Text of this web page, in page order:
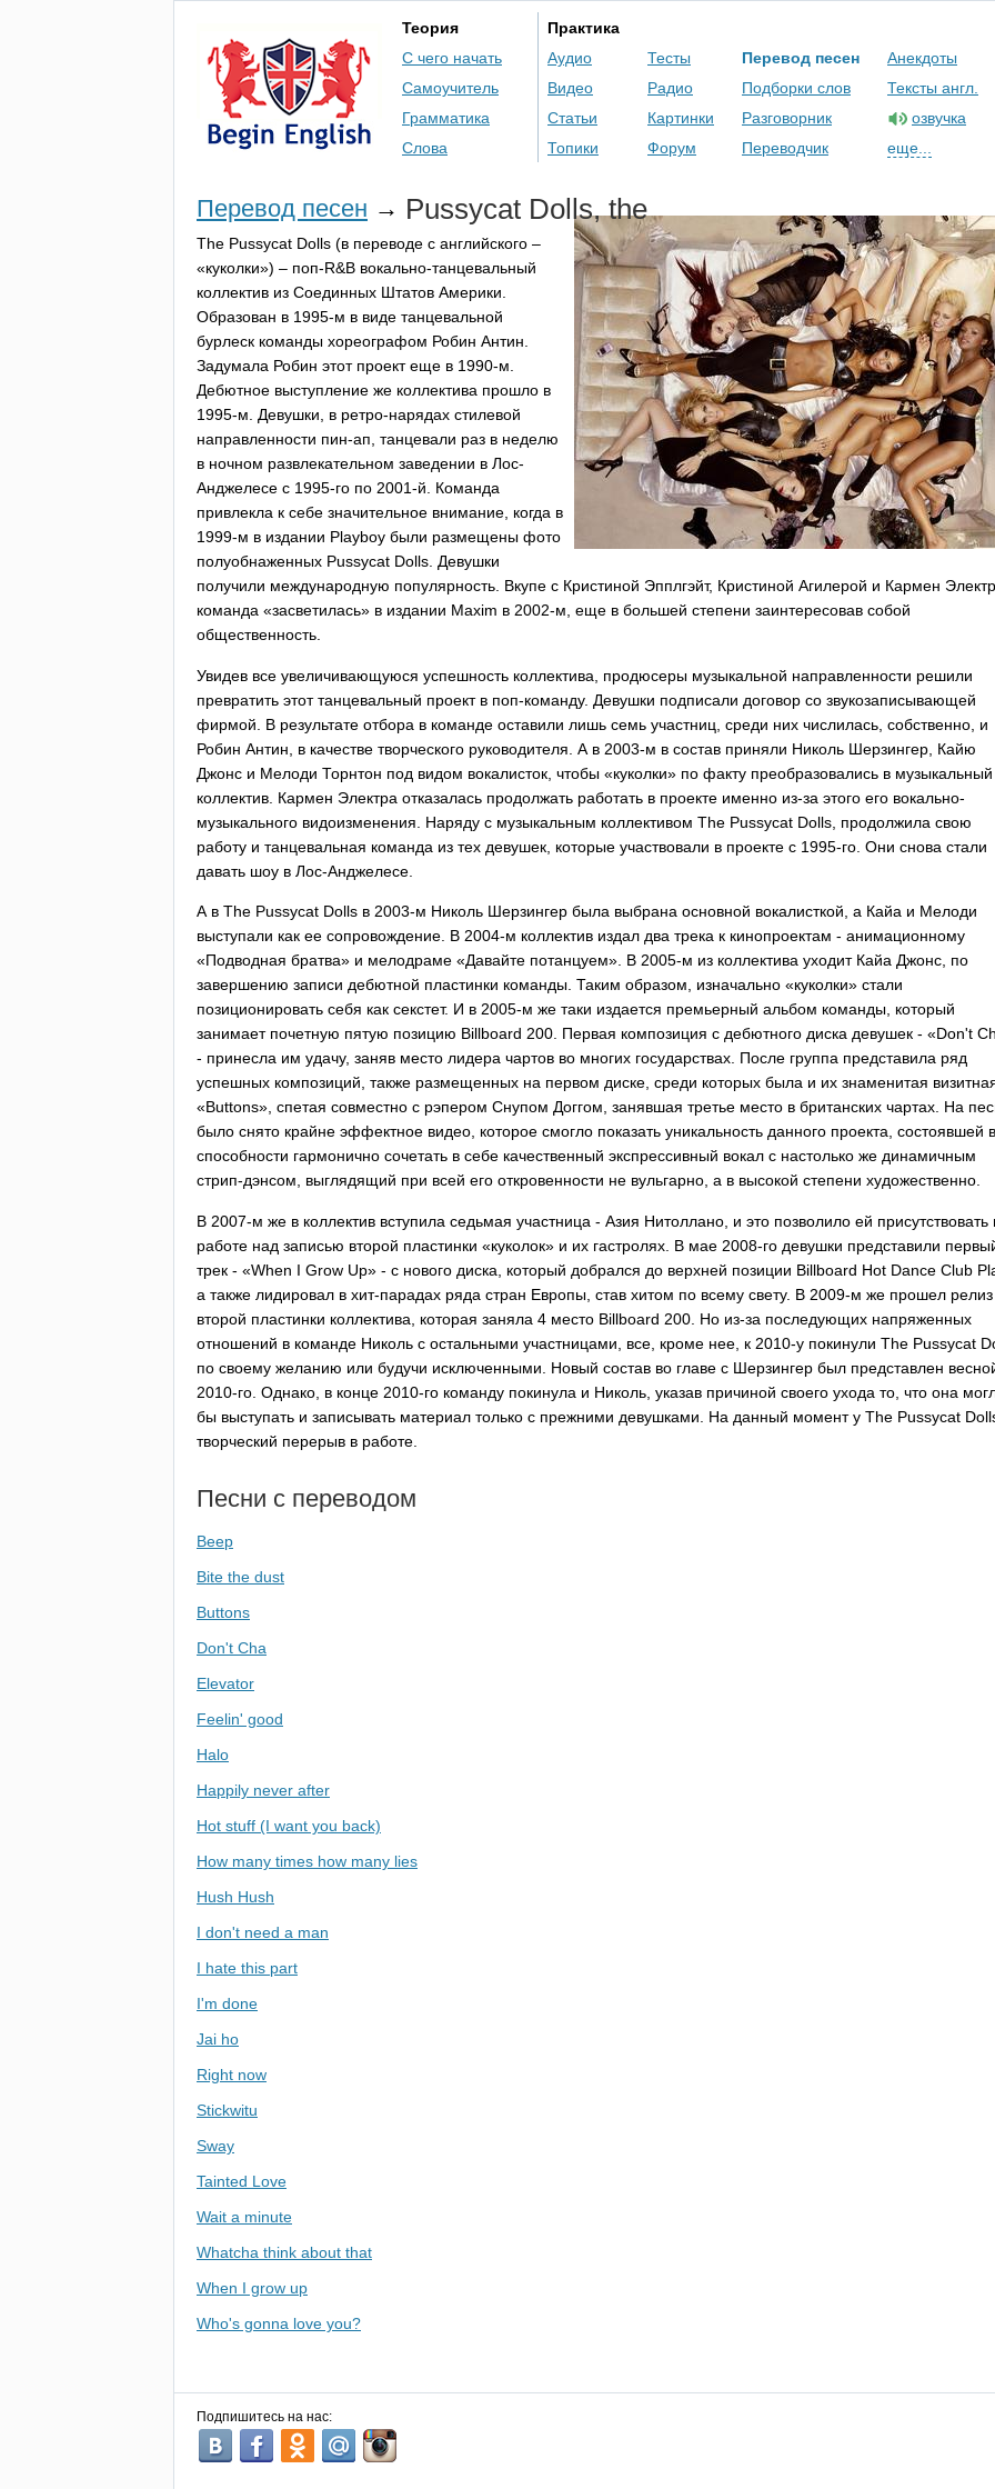
Теория
С чего начать
Самоучитель
Грамматика
Слова
Практика
Аудио
Видео
Статьи
Топики
Тесты
Радио
Картинки
Форум
Перевод песен
Подборки слов
Разговорник
Переводчик
Анекдоты
Тексты англ.
озвучка
еще...
Перевод песен → Pussycat Dolls,the
The Pussycat Dolls (в переводе с английского –
«куколки») – поп-R&B вокально-танцевальный
коллектив из Соединных Штатов Америки.
Образован в 1995-м в виде танцевальной
бурлеск команды хореографом Робин Антин.
Задумала Робин этот проект еще в 1990-м.
Дебютное выступление же коллектива прошло в
1995-м. Девушки, в ретро-нарядах стилевой
направленности пин-ап, танцевали раз в неделю
в ночном развлекательном заведении в Лос-
Анджелесе с 1995-го по 2001-й. Команда
привлекла к себе значительное внимание, когда в
1999-м в издании Playboy были размещены фото
полуобнаженных Pussycat Dolls. Девушки
получили международную популярность. Вкупе с Кристиной Эпплгэйт, Кристиной Агилерой и Кармен
команда «засветилась» в издании Maxim в 2002-м, еще в большей степени заинтересовав собой
общественность.
Увидев все увеличивающуюся успешность коллектива, продюсеры музыкальной направленности решили
превратить этот танцевальный проект в поп-команду. Девушки подписали договор со звукозаписывающей
фирмой. В результате отбора в команде оставили лишь семь участниц, среди них числилась, собственно, и
Робин Антин, в качестве творческого руководителя. А в 2003-м в состав приняли Николь Шерзингер, Кайю
Джонс и Мелоди Торнтон под видом вокалисток, чтобы «куколки» по факту преобразовались в музыкальный
коллектив. Кармен Электра отказалась продолжать работать в проекте именно из-за этого его вокально-
музыкального видоизменения. Наряду с музыкальным коллективом The Pussycat Dolls , продолжила свою
работу и танцевальная команда из тех девушек, которые участвовали в проекте с 1995-го. Они снова стали
давать шоу в Лос-Анджелесе.
А в The Pussycat Dolls в 2003-м Николь Шерзингер была выбрана основной вокалисткой, а Кайа и Мелоди
выступали как ее сопровождение. В 2004-м коллектив издал два трека к кинопроектам - анимационному
«Подводная братва» и мелодраме «Давайте потанцуем». В 2005-м из коллектива уходит Кайа Джонс, по
завершению записи дебютной пластинки команды. Таким образом, изначально «куколки» стали
позиционировать себя как секстет. И в 2005-м же таки издается премьерный альбом команды, который
занимает почетную пятую позицию Billboard 200. Первая композиция с дебютного диска девушек - «Don't
- принесла им удачу, заняв место лидера чартов во многих государствах. После группа представила ряд
успешных композиций, также размещенных на первом диске, среди которых была и их знаменитая
«Buttons», спетая совместно с рэпером Снупом Доггом, занявшая третье место в британских чартах. На
было снято крайне эффектное видео, которое смогло показать уникальность данного проекта, состоявшей в
способности гармонично сочетать в себе качественный экспрессивный вокал с настолько же динамичным
стрип-дэнсом, выглядящий при всей его откровенности не вульгарно, а в высокой степени художественно.
В 2007-м же в коллектив вступила седьмая участница - Азия Нитоллано, и это позволило ей присутствовать
работе над записью второй пластинки «куколок» и их гастролях. В мае 2008-го девушки представили
трек - «When I Grow Up» - с нового диска, который добрался до верхней позиции Billboard Hot Dance Club
а также лидировал в хит-парадах ряда стран Европы, став хитом по всему свету. В 2009-м же прошел релиз
второй пластинки коллектива, которая заняла 4 место Billboard 200. Но из-за последующих напряженных
отношений в команде Николь с остальными участницами, все, кроме нее, к 2010-у покинули The Pussycat
по своему желанию или будучи исключенными. Новый состав во главе с Шерзингер был представлен
2010-го. Однако, в конце 2010-го команду покинула и Николь, указав причиной своего ухода то, что она
бы выступать и записывать материал только с прежними девушками. На данный момент у The Pussycat
творческий перерыв в работе.
Песни с переводом
Beep
Bite the dust
Buttons
Don't Cha
Elevator
Feelin' good
Halo
Happily never after
Hot stuff (I want you back)
How many times how many lies
Hush Hush
I don't need a man
I hate this part
I'm done
Jai ho
Right now
Stickwitu
Sway
Tainted Love
Wait a minute
Whatcha think about that
When I grow up
Who's gonna love you?
Подпишитесь на нас: